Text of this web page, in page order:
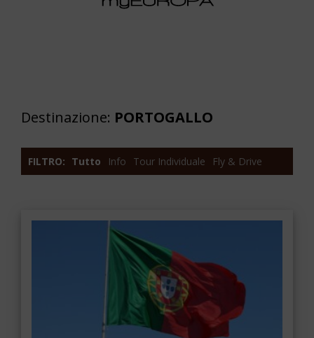
Destinazione: PORTOGALLO
FILTRO: Tutto Info Tour Individuale Fly & Drive